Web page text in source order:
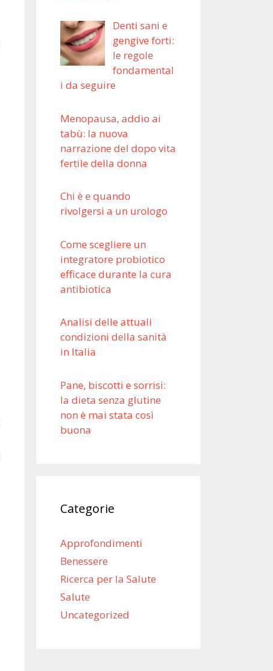
Denti sani e
gengive forti:
le regole
fondamental
i da seguire
Menopausa, addio ai
tabù: la nuova
narrazione del dopo vita
fertile della donna
Chi è e quando
rivolgersi a un urologo
Come scegliere un
integratore probiotico
efficace durante la cura
antibiotica
Analisi delle attuali
condizioni della sanità
in Italia
Pane, biscotti e sorrisi:
la dieta senza glutine
non è mai stata così
buona
Categorie
Approfondimenti
Benessere
Ricerca per la Salute
Salute
Uncategorized